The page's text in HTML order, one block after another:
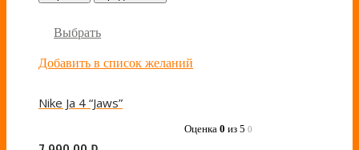
Выбрать
Добавить в список желаний
Nike Ja 4 “Jaws”
Оценка 0 из 5 0